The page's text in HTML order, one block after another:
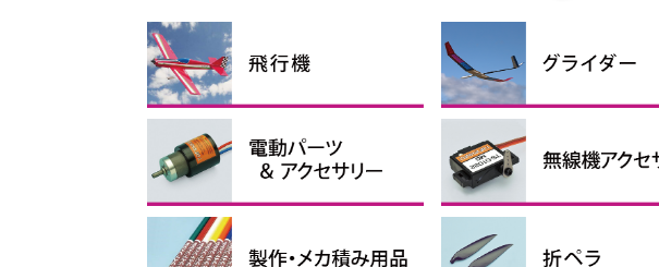
練習機
スポーツ機
スケール機
その他 ラダー機
エルロン機
スケール機
グライダーアクセサリー
コンポジットグライダー
PnP・RTFグライダー
配線パーツ
コネクタ・シュリンクチュー
ブ
シリコンコード
充放電器・リポメーター
モーター プロペラアダプター
インナーローターブラシレス
モーター
ブラシモーター・ギアボック
ス
アウターローターブラシレス
モーター
アポロモーター
ブラシレスモータースペアパ
ーツ
電動用モーターマウント
スピードコントローラー
Lipoバッテリー 1セル
2セル
3セル
4セル
電動ダクテッドファン
イーパック サーボ＆関連パーツ
電圧レギュレーター
受信機アクセサリー